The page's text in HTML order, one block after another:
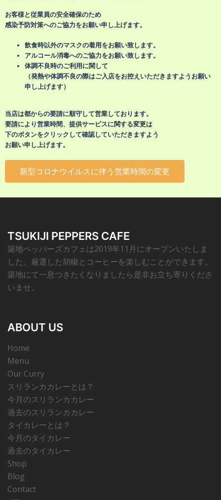
お客様と従業員の安全確保のため
感染予防対策へのご協力をお願い申し上げます。
飲食時以外のマスクの着用をお願い致します。
アルコール消毒へのご協力をお願い致します。
体調不良時のご利用に関して
（発熱や体調不良の際はご入店をお控えいただきますようお願い
申し上げます）
当店は都からの要請に順守して営業しております。
要請により営業時間、提供サービスに関する変更は
下のボタンをクリックして確認していただきますよう
お願い申し上げます。
新型コロナウイルスに伴う営業時間の変更
TSUKIJI PEPPERS CAFE
築地ペッパーズカフェは2019年11月にオープンいたしま
した。厳選した胡椒とコーヒーを楽しむことができます。
築地にて一息つきたくなりましたら是非お立ち寄りくださ
いませ。
ABOUT US
Home
Menu
Our Curry
スリランカカレーとは？
今月のスリランカカレー
過去のスリランカカレー
タイカレーとは？
今月のタイカレー
過去のタイカレー
Shop
Blog
Contact